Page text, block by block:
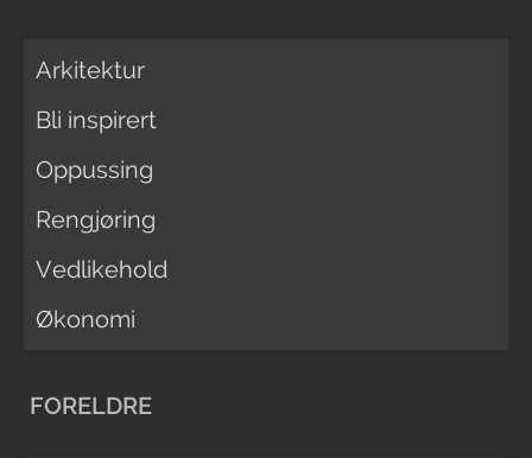
Arkitektur
Bli inspirert
Oppussing
Rengjøring
Vedlikehold
Økonomi
FORELDRE